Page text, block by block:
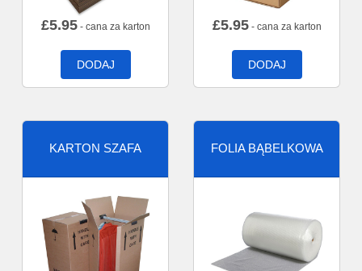
£5.95- cana za karton
DODAJ
£5.95- cana za karton
DODAJ
KARTON SZAFA FOLIA BĄBELKOWA